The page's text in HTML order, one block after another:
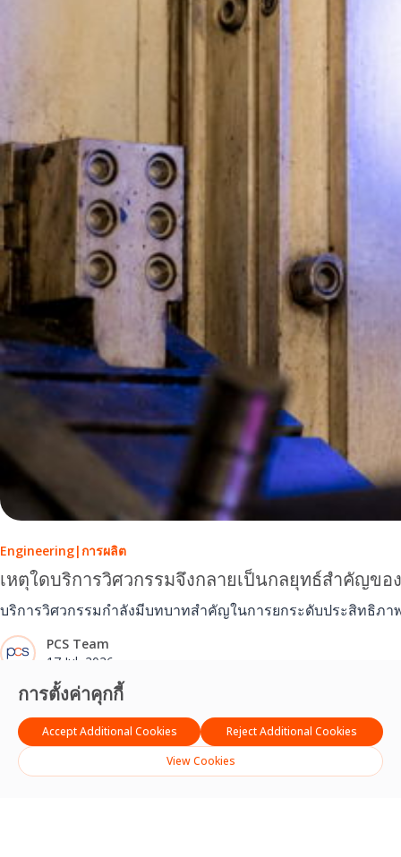
การตั้งค่าคุกกี้
Accept Additional Cookies
Reject Additional Cookies
View Cookies
Engineering|การผลิต
เหตุใดบริการวิศวกรรมจึงกลายเป็นกลยุทธ์สำคัญข
บริการวิศวกรรมกำลังมีบทบาทสำคัญในการยกระดับประสิทธิภา
PCS Team
17 Jul, 2026